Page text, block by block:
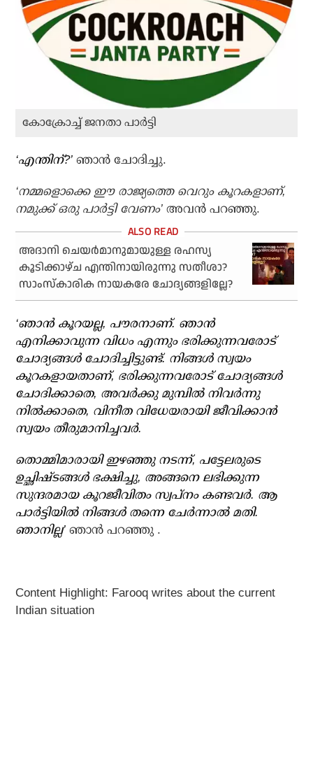
കോക്രോച്ച് ജനതാ പാര്‍ട്ടി
‘എന്തിന്?’ ഞാന്‍ ചോദിച്ചു.
‘നമ്മളൊക്കെ ഈ രാജ്യത്തെ വെറും കൂറകളാണ്,
നമുക്ക് ഒരു പാര്‍ട്ടി വേണം’ അവന്‍ പറഞ്ഞു.
അദാനി ചെയര്‍മാനുമായുള്ള രഹസ്യ
കൂടിക്കാഴ്ച എന്തിനായിരുന്നു സതീശാ?
സാംസ്‌കാരിക നായകരേ ചോദ്യങ്ങളില്ലേ?
‘ഞാന്‍ കൂറയല്ല, പൗരനാണ്. ഞാന്‍
എനിക്കാവുന്ന വിധം എന്നും ഭരിക്കുന്നവരോട്
ചോദ്യങ്ങള്‍ ചോദിച്ചിട്ടുണ്ട്. നിങ്ങള്‍ സ്വയം
കൂറകളായതാണ്, ഭരിക്കുന്നവരോട് ചോദ്യങ്ങള്‍
ചോദിക്കാതെ, അവര്‍ക്കു മുമ്പില്‍ നിവര്‍ന്നു
നില്‍ക്കാതെ, വിനീത വിധേയരായി ജീവിക്കാന്‍
സ്വയം തീരുമാനിച്ചവര്‍.
തൊമ്മിമാരായി ഇഴഞ്ഞു നടന്ന്, പട്ടേലരുടെ
ഉച്ഛിഷ്ടങ്ങള്‍ ഭക്ഷിച്ചു, അങ്ങനെ ലഭിക്കുന്ന
സുന്ദരമായ കൂറജീവിതം സ്വപ്നം കണ്ടവര്‍. ആ
പാര്‍ട്ടിയില്‍ നിങ്ങള്‍ തന്നെ ചേര്‍ന്നാല്‍ മതി.
ഞാനില്ല’ ഞാന്‍ പറഞ്ഞു .
Content Highlight: Farooq writes about the current
Indian situation